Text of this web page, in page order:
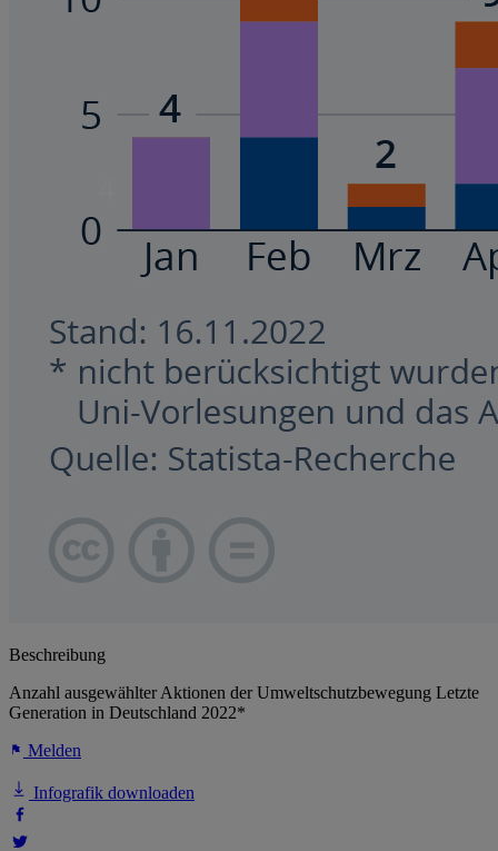
Beschreibung
Anzahl ausgewählter Aktionen der Umweltschutzbewegung Letzte
Generation in Deutschland 2022*
Melden
Infografik downloaden